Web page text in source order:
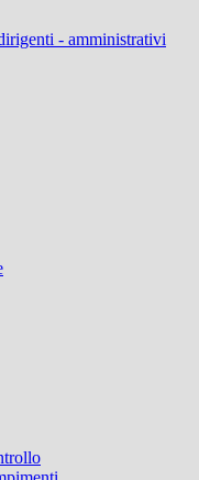
- amministrativi